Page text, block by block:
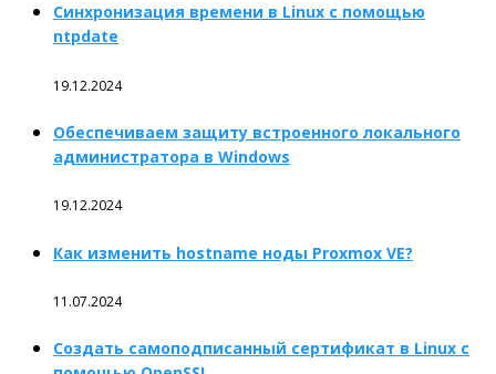
Синхронизация времени в Linux с помощью
ntpdate
19.12.2024
Обеспечиваем защиту встроенного локального
администратора в Windows
19.12.2024
Как изменить hostname ноды Proxmox VE?
11.07.2024
Создать самоподписанный сертификат в Linux с